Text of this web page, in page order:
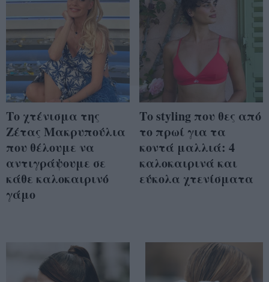
Το χτένισμα της
Ζέτας Μακρυπούλια
που θέλουμε να
αντιγράψουμε σε
κάθε καλοκαιρινό
γάμο
Το styling που θες από
το πρωί για τα
κοντά μαλλιά: 4
καλοκαιρινά και
εύκολα χτενίσματα